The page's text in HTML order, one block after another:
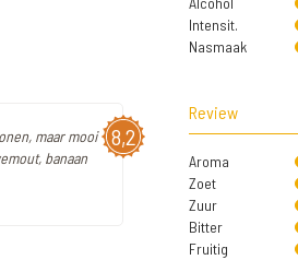
Intensit.
Nasmaak
8,2
maar mooi
banaan
Review
Aroma
Zoet
Zuur
Bitter
Fruitig